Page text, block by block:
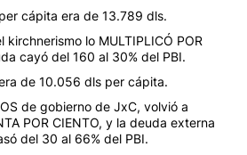
cápita era de 13.789 dls.
kirchnerismo lo MULTIPLICÓ POR
cayó del 160 al 30% del PBI.
de 10.056 dls per cápita.
de gobierno de JxC, volvió a
POR CIENTO, y la deuda externa
del 30 al 66% del PBI.